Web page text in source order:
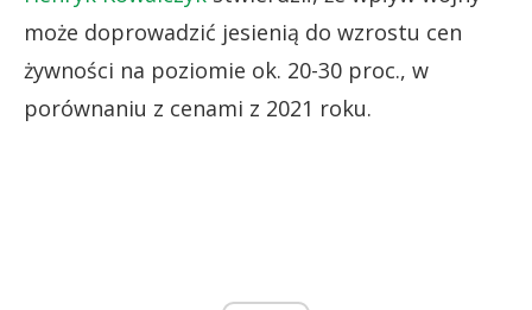
może doprowadzić jesienią do wzrostu cen
żywności na poziomie ok. 20-30 proc., w
porównaniu z cenami z 2021 roku.